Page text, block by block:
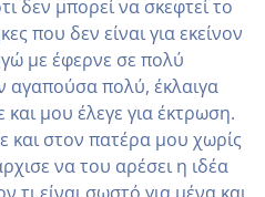
δεν μπορεί να σκεφτεί το
που δεν είναι για εκείνον
με έφερνε σε πολύ
αγαπούσα πολύ, έκλαιγα
μου έλεγε για έκτρωση.
και στον πατέρα μου χωρίς
να του αρέσει η ιδέα